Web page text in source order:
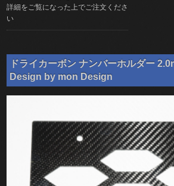
詳細をご覧になった上でご注文くださ
い
ドライカーボン ナンバーホルダー
Design by mon Design